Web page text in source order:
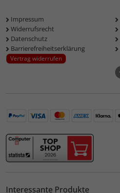
Impressum
Widerrufsrecht
Datenschutz
Barrierefreiheitserklärung
Vertrag widerrufen
Interessante Produkte